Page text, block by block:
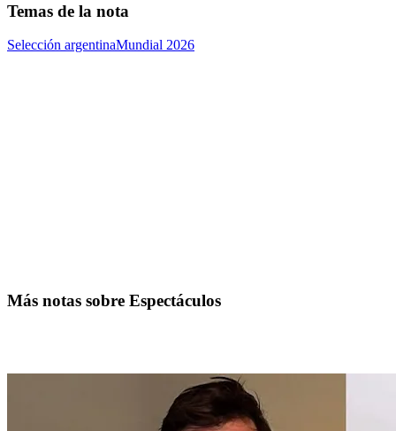
Temas de la nota
Selección argentinaMundial 2026
Más notas sobre Espectáculos